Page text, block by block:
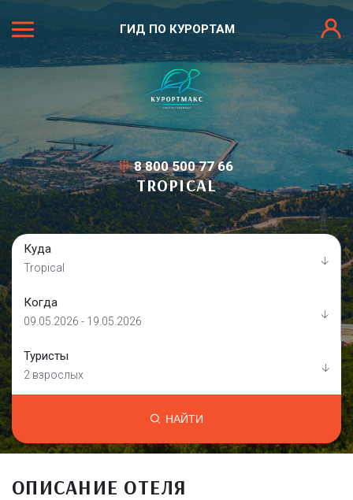
ГИД ПО КУРОРТАМ
8 800 500 77 66
TROPICAL
Куда
Tropical
Когда
09.05.2026 - 19.05.2026
Туристы
2 взрослых
НАЙТИ
ОПИСАНИЕ ОТЕЛЯ